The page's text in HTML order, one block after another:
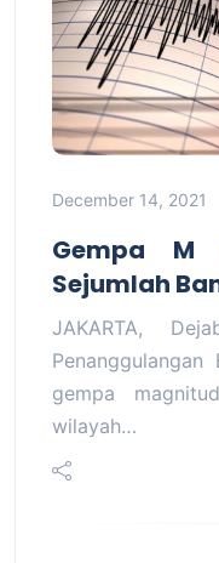
December 14, 2021
Gempa M
Sejumlah
JAKARTA,
Penanggulangan
gempa
wilayah…